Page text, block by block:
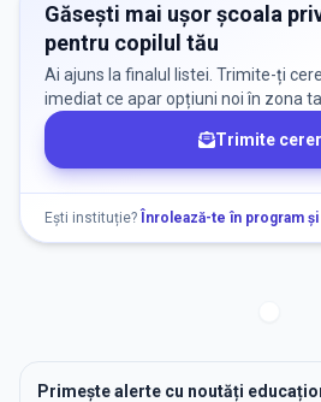
Găsești mai ușor școala
pentru copilul tău
Ai ajuns la finalul listei. Trimite-ți
imediat ce apar opțiuni noi în zona ta.
Trimite
Ești instituție? Înrolează-te în program
Primește alerte cu noutăți